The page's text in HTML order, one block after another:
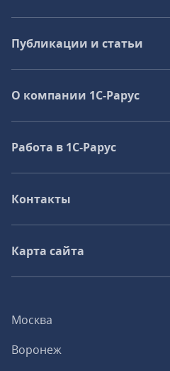
Москва
Воронеж
Публикации и статьи
О компании 1C-Рарус
Работа в 1С‑Рарус
Контакты
Карта сайта